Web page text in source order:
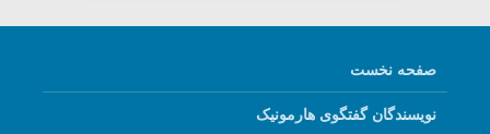
صفحه نخست
نویسندگان گفتگوی هارمونیک